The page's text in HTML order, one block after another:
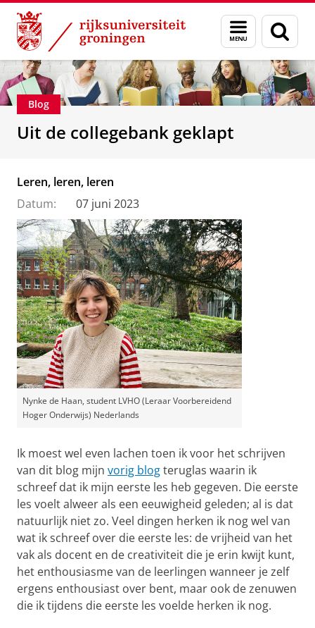
Skip
Content
Skip
Navigation
Menu
en
zoeken
Over ons Faculteit der Letteren
Blog
Uit de collegebank geklapt
Leren, leren, leren
Datum:
07 juni 2023
Nynke de Haan, student LVHO (Leraar Voorbereidend
Hoger Onderwijs) Nederlands
Ik moest wel even lachen toen ik voor het schrijven
van dit blog mijn vorig blogteruglas waarin ik
schreef dat ik mijn eerste les heb gegeven. Die eerste
les voelt alweer als een eeuwigheid geleden; al is dat
natuurlijk niet zo. Veel dingen herken ik nog wel van
wat ik schreef over die eerste les: de vrijheid van het
vak als docent en de creativiteit die je erin kwijt kunt,
het enthousiasme van de leerlingen wanneer je zelf
ergens enthousiast over bent, maar ook de zenuwen
die ik tijdens die eerste les voelde herken ik nog.